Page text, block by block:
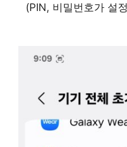
(PIN, 비밀번호가 설